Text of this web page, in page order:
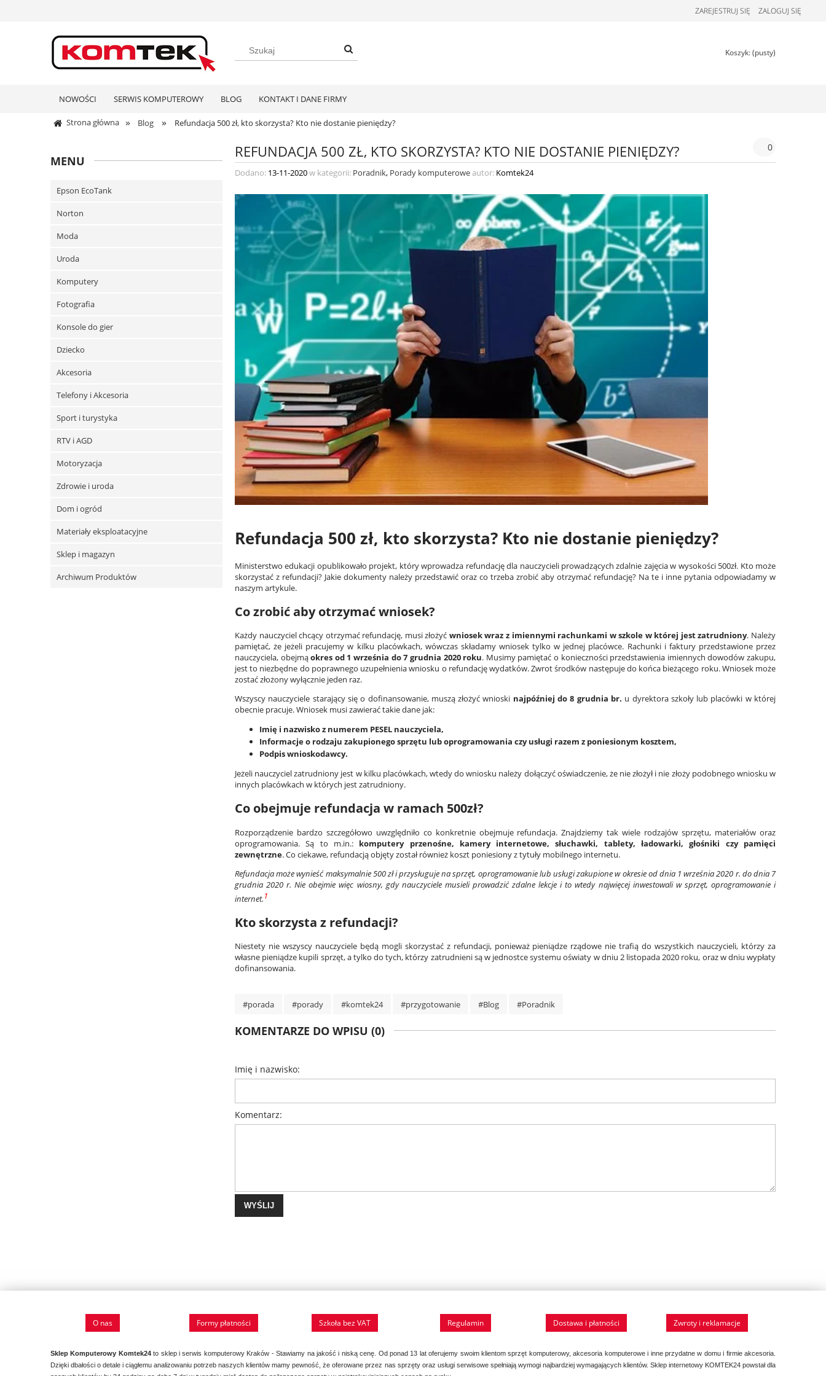
ZAREJESTRUJ SIĘ ZALOGUJ SIĘ
Koszyk:(pusty)
NOWOŚCI SERWIS KOMPUTEROWY BLOG KONTAKT I DANE FIRMY
Strona główna » Blog » Refundacja 500 zł, kto skorzysta? Kto nie dostanie pieniędzy?
MENU
Epson EcoTank
Norton
Moda
Uroda
Komputery
Fotografia
Konsole do gier
Dziecko
Akcesoria
Telefony i Akcesoria
Sport i turystyka
RTV i AGD
Motoryzacja
Zdrowie i uroda
Dom i ogród
Materiały eksploatacyjne
Sklep i magazyn
Archiwum Produktów
REFUNDACJA 500 ZŁ, KTO SKORZYSTA? KTO NIE DOSTANIE PIENIĘDZY? 0
Dodano: 13-11-2020w kategorii: Poradnik, Porady komputeroweautor: Komtek24
Refundacja 500 zł, kto skorzysta? Kto nie dostanie pieniędzy?
Ministerstwo edukacji opublikowało projekt, który wprowadza refundację dla nauczycieli prowadzących zdalnie zajęcia w wysokości 500zł. Kto może
skorzystać z refundacji? Jakie dokumenty należy przedstawić oraz co trzeba zrobić aby otrzymać refundację? Na te i inne pytania odpowiadamy w
naszym artykule.
Co zrobić aby otrzymać wniosek?
Każdy nauczyciel chcący otrzymać refundację, musi złożyć wniosek wraz z imiennymi rachunkami w szkole w której jest zatrudniony. Należy
pamiętać, że jeżeli pracujemy w kilku placówkach, wówczas składamy wniosek tylko w jednej placówce. Rachunki i faktury przedstawione przez
nauczyciela, obejmąokres od 1 września do 7 grudnia 2020 roku. Musimy pamiętać o konieczności przedstawienia imiennych dowodów zakupu,
jest to niezbędne do poprawnego uzupełnienia wniosku o refundację wydatków. Zwrot środków następuje do końca bieżącego roku. Wniosek może
zostać złożony wyłącznie jeden raz.
Wszyscy nauczyciele starający się o dofinansowanie, muszą złożyć wnioski najpóźniej do 8 grudnia br. u dyrektora szkoły lub placówki w której
obecnie pracuje. Wniosek musi zawierać takie dane jak:
Imię i nazwisko z numerem PESEL nauczyciela,
Informacje o rodzaju zakupionego sprzętu lub oprogramowania czy usługi razem z poniesionym kosztem,
Podpis wnioskodawcy.
Jeżeli nauczyciel zatrudniony jest w kilku placówkach, wtedy do wniosku należy dołączyć oświadczenie, że nie złożył i nie złoży podobnego wniosku w
innych placówkach w których jest zatrudniony.
Co obejmuje refundacja w ramach 500zł?
Rozporządzenie bardzo szczegółowo uwzględniło co konkretnie obejmuje refundacja. Znajdziemy tak wiele rodzajów sprzętu, materiałów oraz
oprogramowania. Są to m.in.:komputery przenośne, kamery internetowe, słuchawki, tablety, ładowarki, głośniki czy pamięci
zewnętrzne. Co ciekawe, refundacją objęty został również koszt poniesiony z tytuły mobilnego internetu.
Refundacja może wynieść maksymalnie 500 zł i przysługuje na sprzęt, oprogramowanie lub usługi zakupione w okresie od dnia 1 września 2020 r. do dnia 7
grudnia 2020 r. Nie obejmie więc wiosny, gdy nauczyciele musieli prowadzić zdalne lekcje i to wtedy najwięcej inwestowali w sprzęt, oprogramowanie i
internet.1
Kto skorzysta z refundacji?
Niestety nie wszyscy nauczyciele będą mogli skorzystać z refundacji, ponieważ pieniądze rządowe nie trafią do wszystkich nauczycieli, którzy za
własne pieniądze kupili sprzęt, a tylko do tych, którzy zatrudnieni są w jednostce systemu oświaty w dniu 2 listopada 2020 roku, oraz w dniu wypłaty
dofinansowania.
#porada #porady #komtek24 #przygotowanie #Blog #Poradnik
KOMENTARZE DO WPISU (0)
Imię i nazwisko:
Komentarz:
WYŚLIJ
O nas Formy płatności Szkoła bez VAT Regulamin Dostawa i płatności Zwroty i reklamacje
Sklep Komputerowy Komtek24to sklep i serwis komputerowy Kraków - Stawiamy na jakość i niską cenę. Od ponad 13 lat oferujemy swoim klientom sprzęt komputerowy, akcesoria komputerowe i inne przydatne w domu i firmie akcesoria.
Dzięki dbałości o detale i ciągłemu analizowaniu potrzeb naszych klientów mamy pewność, że oferowane przez nas sprzęty oraz usługi serwisowe spełniają wymogi najbardziej wymagających klientów. Sklep internetowy KOMTEK24 powstał dla